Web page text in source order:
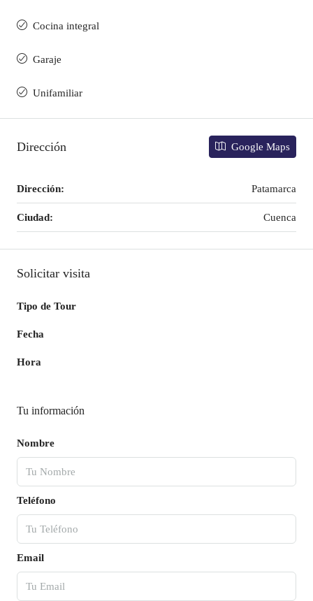
Cocina integral
Garaje
Unifamiliar
Dirección Google Maps
Dirección: Patamarca
Ciudad: Cuenca
Solicitar visita
Tipo de Tour
Fecha
Hora
Tu información
Nombre
Teléfono
Email